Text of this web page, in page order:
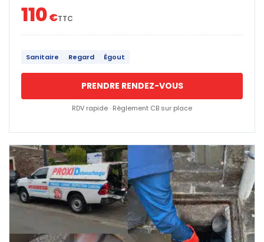
110€TTC
Sanitaire Regard Égout
PRENDRE RENDEZ-VOUS
RDV rapide · Règlement CB sur place